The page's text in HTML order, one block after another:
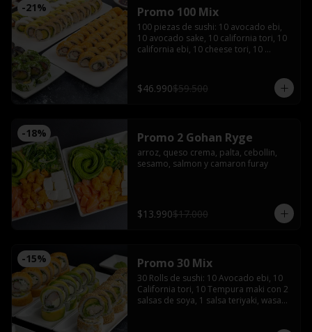
-21% Promo 100 Mix
100 piezas de sushi: 10 avocado ebi,
10 avocado sake, 10 california tori, 10
california ebi, 10 cheese tori, 10
palitos, 6 salsas de soya, 4 salsas
teriyaki,2 wasabi y 2 jengibres
$46.990$59.500
-18% Promo 2 Gohan Ryge
arroz, queso crema, palta, cebollin,
sesamo, salmon y camaron furay
$13.990$17.000
-15% Promo 30 Mix
30 Rolls de sushi: 10 Avocado ebi, 10
California tori, 10 Tempura maki con 2
salsas de soya, 1 salsa teriyaki, wasabi,